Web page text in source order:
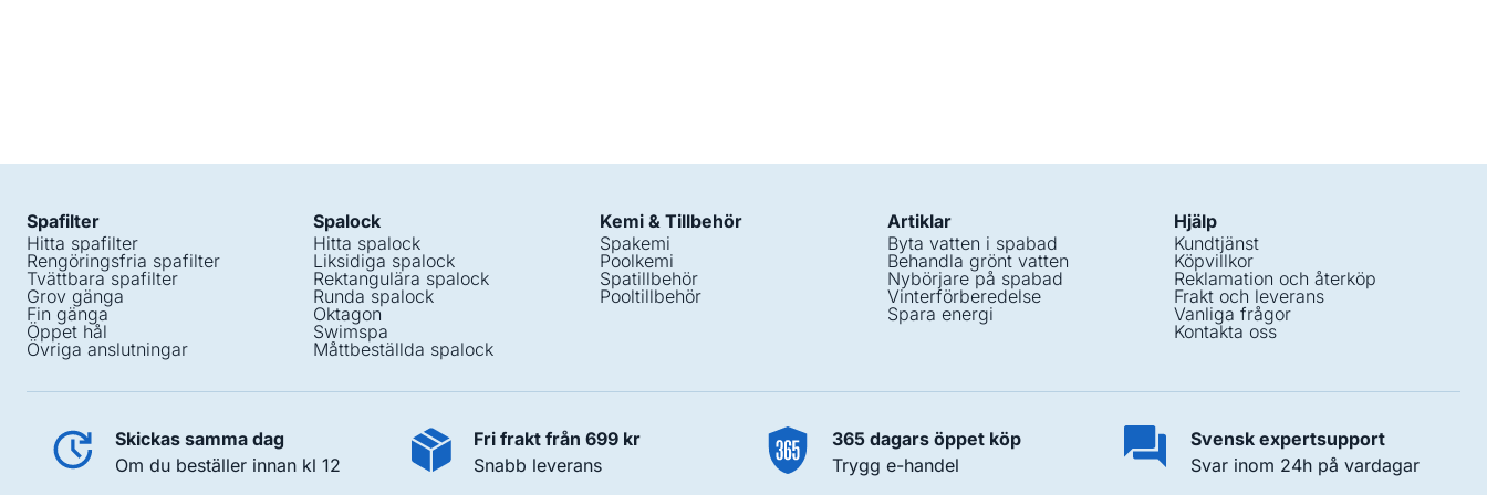
Spafilter
Hitta spafilter
Rengöringsfria spafilter
Tvättbara spafilter
Grov gänga
Fin gänga
Öppet hål
Övriga anslutningar
Spalock
Hitta spalock
Liksidiga spalock
Rektangulära spalock
Runda spalock
Oktagon
Swimspa
Måttbeställda spalock
Kemi & Tillbehör
Spakemi
Poolkemi
Spatillbehör
Pooltillbehör
Artiklar
Byta vatten i spabad
Behandla grönt vatten
Nybörjare på spabad
Vinterförberedelse
Spara energi
Hjälp
Kundtjänst
Köpvillkor
Reklamation och återköp
Frakt och leverans
Vanliga frågor
Kontakta oss
Skickas samma dag
Om du beställer innan kl 12
Fri frakt från 699 kr
Snabb leverans
365 dagars öppet köp
Trygg e-handel
Svensk expertsupport
Svar inom 24h på vardagar